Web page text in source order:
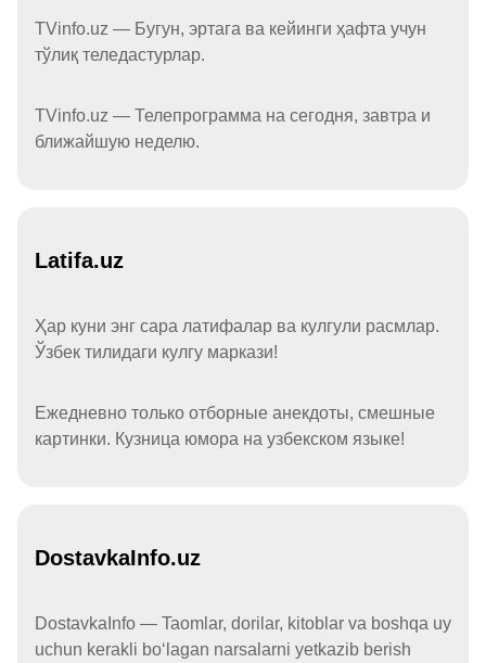
TVinfo.uz — Бугун, эртага ва кейинги ҳафта учун
тўлиқ теледастурлар.
TVinfo.uz — Телепрограмма на сегодня, завтра и
ближайшую неделю.
Latifa.uz
Ҳар куни энг сара латифалар ва кулгули расмлар.
Ўзбек тилидаги кулгу маркази!
Ежедневно только отборные анекдоты, смешные
картинки. Кузница юмора на узбекском языке!
DostavkaInfo.uz
DostavkaInfo — Taomlar, dorilar, kitoblar va boshqa uy
uchun kerakli boʻlagan narsalarni yetkazib berish